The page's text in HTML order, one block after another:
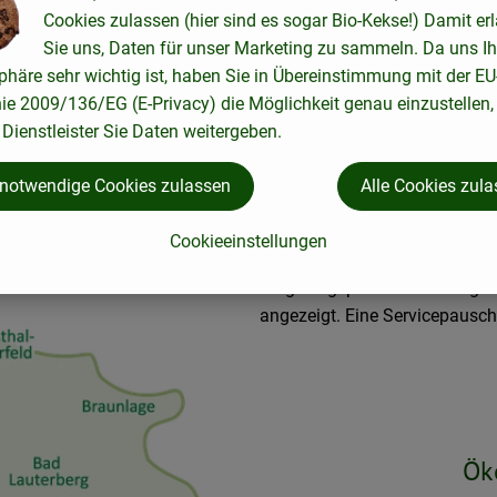
Nordhessen, im
Unsere Touren, von Montag
möglich geplant. Deine
angezeigt. Eine
Cookies zulassen (hier sind es sogar Bio-Kekse!) Damit
Sie uns, Daten für unser Marketing zu sammeln. Da uns
sehr wichtig ist, haben Sie in Übereinstimmung mit der
2009/136/EG (E-Privacy) die Möglichkeit genau einzustellen,
Sie Daten weitergeben.
Cookieeinstellungen
Cookies zulassen Alle Cookies